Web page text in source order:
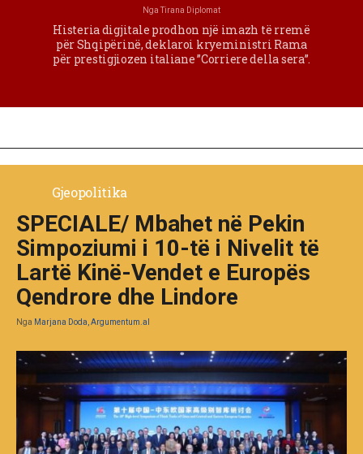
NgaTirana Diplomat
Histeria digjitale prodhon një imazh të rremë
për Shqipërinë, deklaroi kryeministri Rama
për prestigjiozen italiane ”Corriere della sera”.
Gjeopolitika
SPECIALE/ Mbahet në Pekin
Simpoziumi i 10-të i Nivelit të
Lartë Kinë-Vendet e Europës
Qendrore dhe Lindore
Nga Marjana Doda, Argumentum.al